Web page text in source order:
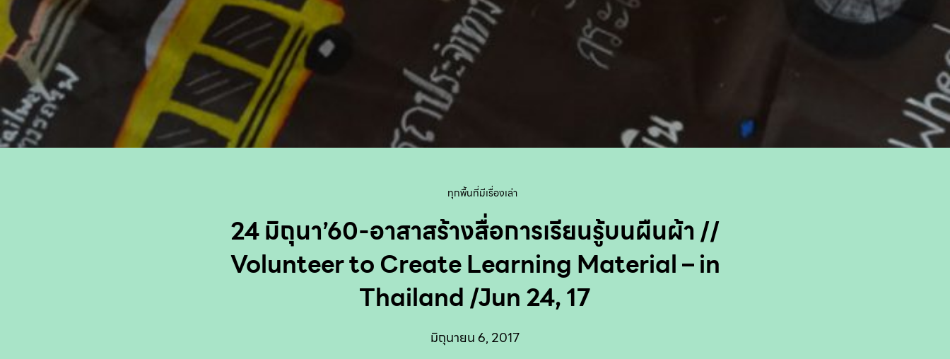
ทุกพื้นที่มีเรื่องเล่า
24 มิถุนา’60-อาสาสร้างสื่อการเรียนรู้บนผืนผ้า //
Volunteer to Create Learning Material – in
Thailand /Jun 24, 17
มิถุนายน 6, 2017